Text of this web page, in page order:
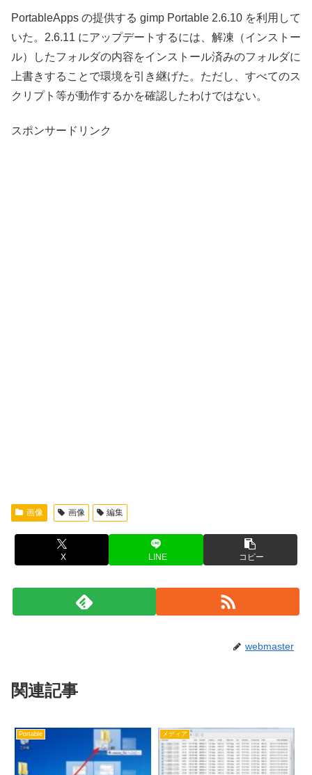
PortableApps の提供する gimp Portable 2.6.10 を利用して
いた。2.6.11 にアップデートするには、解凍（インストー
ル）したフォルダの内容をインストール済みのフォルダに
上書きすることで環境を引き継げた。ただし、すべてのス
クリプト等が動作するかを確認したわけではない。
スポンサードリンク
画像 画像 編集
X LINE コピー
webmaster
関連記事
Portable メディア